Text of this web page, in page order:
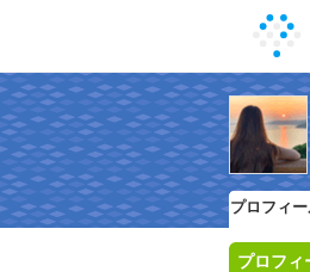
プロフィ
プロフィ